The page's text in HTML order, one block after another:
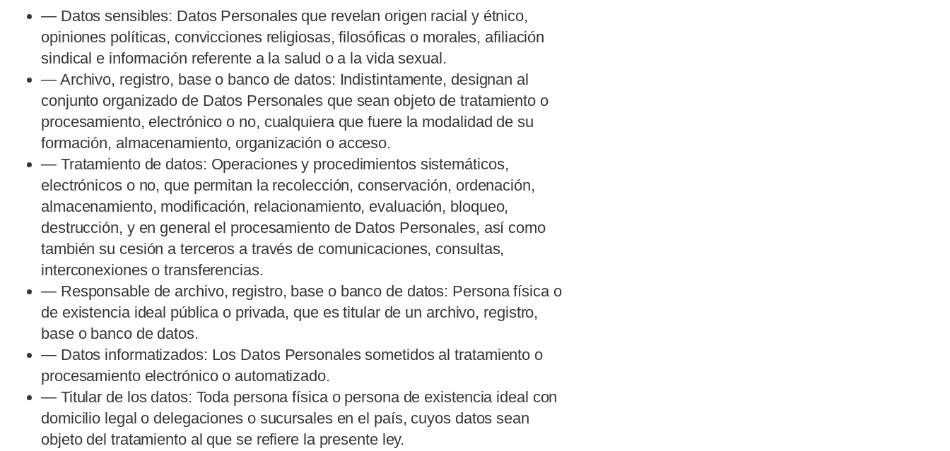
— Datos sensibles: Datos Personales que revelan origen racial y étnico,
opiniones políticas, convicciones religiosas, filosóficas o morales, afiliación
sindical e información referente a la salud o a la vida sexual.
— Archivo, registro, base o banco de datos: Indistintamente, designan al
conjunto organizado de Datos Personales que sean objeto de tratamiento o
procesamiento, electrónico o no, cualquiera que fuere la modalidad de su
formación, almacenamiento, organización o acceso.
— Tratamiento de datos: Operaciones y procedimientos sistemáticos,
electrónicos o no, que permitan la recolección, conservación, ordenación,
almacenamiento, modificación, relacionamiento, evaluación, bloqueo,
destrucción, y en general el procesamiento de Datos Personales, así como
también su cesión a terceros a través de comunicaciones, consultas,
interconexiones o transferencias.
— Responsable de archivo, registro, base o banco de datos: Persona física o
de existencia ideal pública o privada, que es titular de un archivo, registro,
base o banco de datos.
— Datos informatizados: Los Datos Personales sometidos al tratamiento o
procesamiento electrónico o automatizado.
— Titular de los datos: Toda persona física o persona de existencia ideal con
domicilio legal o delegaciones o sucursales en el país, cuyos datos sean
objeto del tratamiento al que se refiere la presente ley.